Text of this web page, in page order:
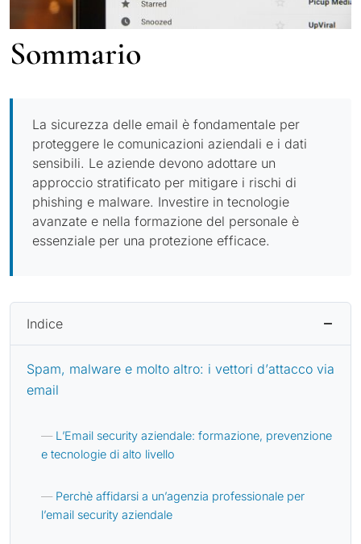
Sommario
La sicurezza delle email è fondamentale per
proteggere le comunicazioni aziendali e i dati
sensibili. Le aziende devono adottare un
approccio stratificato per mitigare i rischi di
phishing e malware. Investire in tecnologie
avanzate e nella formazione del personale è
essenziale per una protezione efficace.
Indice
Spam, malware e molto altro: i vettori d’attacco via
email
L’Email security aziendale: formazione, prevenzione
e tecnologie di alto livello
Perchè affidarsi a un’agenzia professionale per
l’email security aziendale